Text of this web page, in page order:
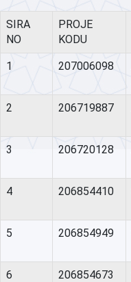
SIRA
NO
PROJE
KODU
1 207006098
2 206719887
3 206720128
4 206854410
5 206854949
6 206854673